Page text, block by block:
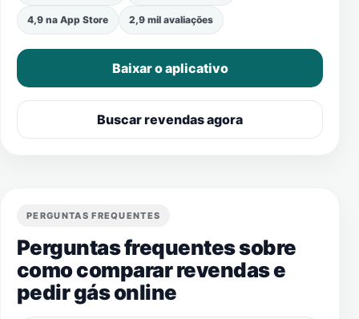
4,9 na App Store 2,9 mil avaliações
Baixar o aplicativo
Buscar revendas agora
PERGUNTAS FREQUENTES
Perguntas frequentes sobre
como comparar revendas e
pedir gás online